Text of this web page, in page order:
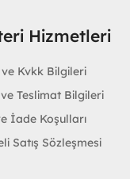
Hizmetleri
Kvkk Bilgileri
Teslimat Bilgileri
İade Koşulları
Satış Sözleşmesi